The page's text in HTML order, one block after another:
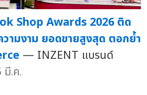
Shop Awards 2026 ติด
ามงาม ยอดขายสูงสุด ตอกย้ำ
— INZENT แบรนด์
มี.ค.